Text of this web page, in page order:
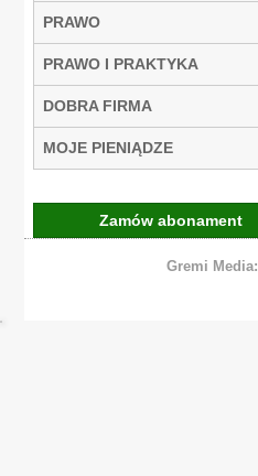
PRAWO
PRAWO I PRAKTYKA
DOBRA FIRMA
MOJE PIENIĄDZE
Zamów abonament
Gremi Media: